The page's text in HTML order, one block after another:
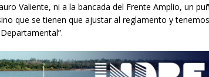
Valiente, ni a la bancada del Frente Amplio, un
que se tienen que ajustar al reglamento y